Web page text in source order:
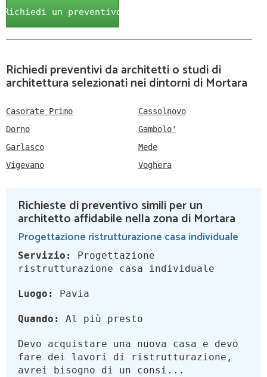
Richiedi un preventivo
Richiedi preventivi da architetti o studi di
architettura selezionati nei dintorni di Mortara
Casorate Primo
Cassolnovo
Dorno
Gambolo'
Garlasco
Mede
Vigevano
Voghera
Richieste di preventivo simili per un
architetto affidabile nella zona di Mortara
Progettazione ristrutturazione casa individuale
Servizio:
Progettazione
ristrutturazione casa individuale
Luogo: Pavia
Quando: Al più presto
Devo acquistare una nuova casa e devo
fare dei lavori di ristrutturazione,
avrei bisogno di un consi...